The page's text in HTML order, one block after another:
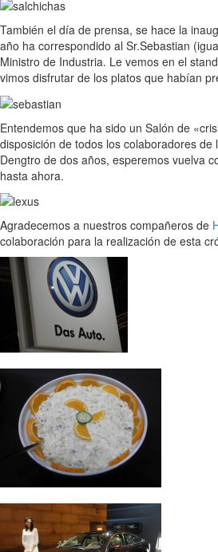
También el día de prensa, se hace la
año ha correspondido al Sr.Sebastian
Ministro de Industria. Le vemos en el
vimos disfrutar de los platos que habían
Entendemos que ha sido un Salón de
disposición de todos los colaboradores de
Dengtro de dos años, esperemos vuelva
hasta ahora.
Agradecemos a nuestros compañeros de
colaboración para la realización de esta